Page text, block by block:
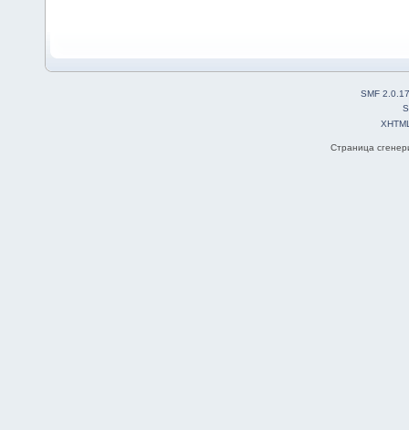
SMF 2.0.17
Страница